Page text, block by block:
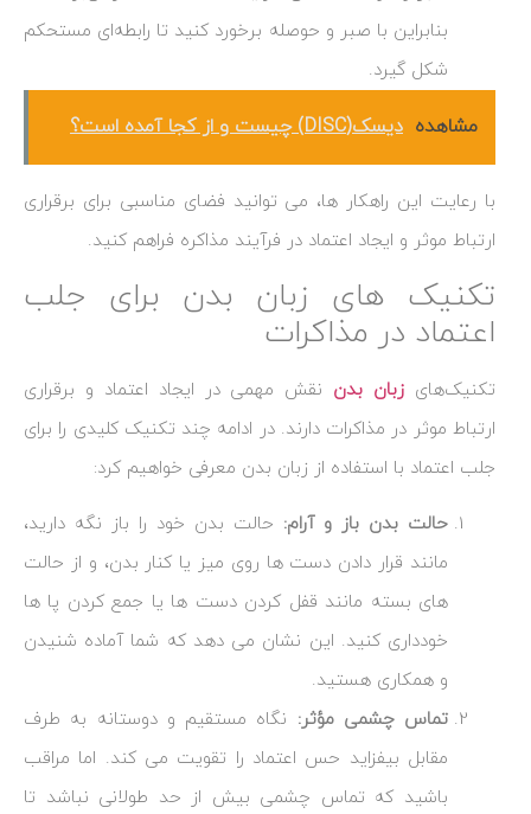
بنابراین با صبر و حوصله برخورد کنید تا رابطه‌ای مستحکم
شکل گیرد.
مشاهده دیسک(DISC) چیست و از کجا آمده است؟
با رعایت این راهکار ها، می‌ توانید فضای مناسبی برای برقراری
ارتباط موثر و ایجاد اعتماد در فرآیند مذاکره فراهم کنید.
تکنیک های زبان بدن برای جلب
اعتماد در مذاکرات
تکنیک‌های زبان بدن نقش مهمی در ایجاد اعتماد و برقراری
ارتباط موثر در مذاکرات دارند. در ادامه چند تکنیک کلیدی را برای
جلب اعتماد با استفاده از زبان بدن معرفی خواهیم کرد:
حالت بدن باز و آرام: حالت بدن خود را باز نگه دارید،
مانند قرار دادن دست‌ ها روی میز یا کنار بدن، و از حالت‌
های بسته مانند قفل کردن دست‌ ها یا جمع کردن پا ها
خودداری کنید. این نشان می ‌دهد که شما آماده شنیدن
و همکاری هستید.
تماس چشمی مؤثر: نگاه مستقیم و دوستانه به طرف
مقابل بیفزاید حس اعتماد را تقویت می‌ کند. اما مراقب
باشید که تماس چشمی بیش از حد طولانی نباشد تا